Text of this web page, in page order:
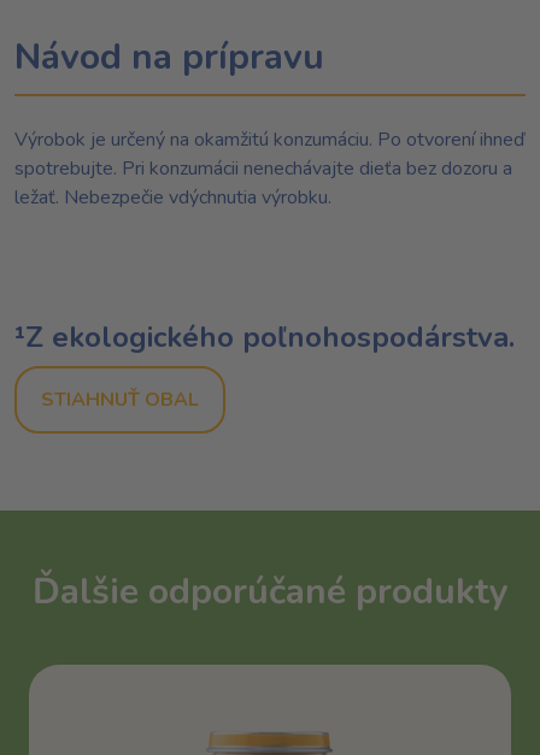
Návod na prípravu
Výrobok je určený na okamžitú konzumáciu. Po otvorení ihneď
spotrebujte. Pri konzumácii nenechávajte dieťa bez dozoru a
ležať. Nebezpečie vdýchnutia výrobku.
¹Z ekologického poľnohospodárstva.
STIAHNUŤ OBAL
Ďalšie odporúčané produkty